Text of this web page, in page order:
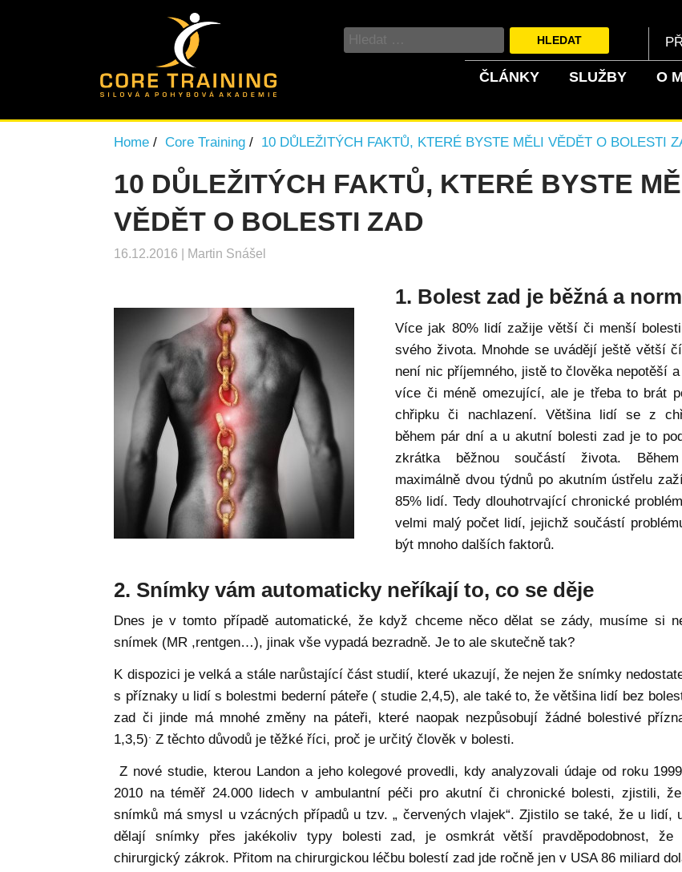
ČLÁNKY SLUŽBY O
Home Core Training 10 DŮLEŽITÝCH FAKTŮ, KTERÉ BYSTE MĚLI VĚDĚT O BOLESTI
10 DŮLEŽITÝCH FAKTŮ, KTERÉ BYSTE
VĚDĚT O BOLESTI ZAD
16.12.2016 | Martin Snášel
1. Bolest zad je běžná a
Více jak 80% lidí zažije větší či menší
svého života. Mnohde se uvádějí ještě větší
není nic příjemného, jistě to člověka nepotěší
více či méně omezující, ale je třeba to brát
chřipku či nachlazení. Většina lidí se z
během pár dní a u akutní bolesti zad je to
zkrátka běžnou součástí života.
maximálně dvou týdnů po akutním ústřelu
85% lidí. Tedy dlouhotrvající chronické
velmi malý počet lidí, jejichž součástí
být mnoho dalších faktorů.
2. Snímky vám automaticky neříkají to, co se děje
Dnes je v tomto případě automatické, že když chceme něco dělat se zády, musíme si
snímek (MR ,rentgen…), jinak vše vypadá bezradně. Je to ale skutečně tak?
K dispozici je velká a stále narůstající část studií, které ukazují, že nejen že snímky
s příznaky u lidí s bolestmi bederní páteře ( studie 2,4,5), ale také to, že většina lidí bez
zad či jinde má mnohé změny na páteři, které naopak nezpůsobují žádné bolestivé
1,3,5) Z těchto důvodů je těžké říci, proč je určitý člověk v bolesti.
Z nové studie, kterou Landon a jeho kolegové provedli, kdy analyzovali údaje od roku
2010 na téměř 24.000 lidech v ambulantní péči pro akutní či chronické bolesti, zjistili,
snímků má smysl u vzácných případů u tzv. „ červených vlajek“. Zjistilo se také, že u lidí,
dělají snímky přes jakékoliv typy bolesti zad, je osmkrát větší pravděpodobnost, že
chirurgický zákrok. Přitom na chirurgickou léčbu bolestí zad jde ročně jen v USA 86 miliard